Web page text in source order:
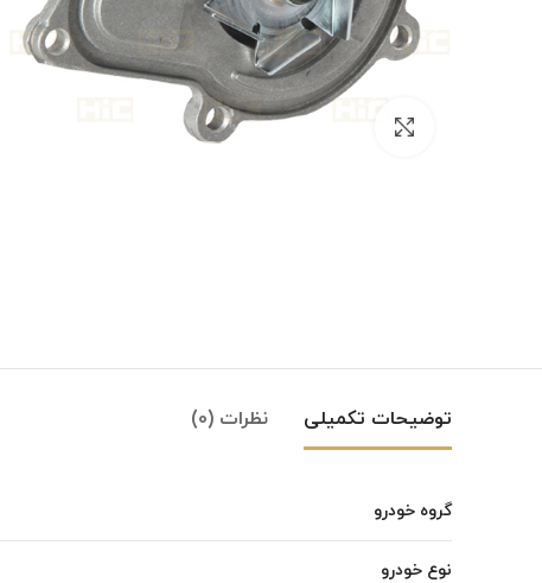
بزرگنمایی تصویر
توضیحات تکمیلی نظرات (0)
گروه خودرو
نوع خودرو